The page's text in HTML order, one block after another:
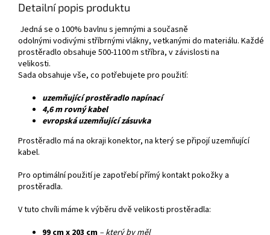
Detailní popis produktu
Jedná se o 100% bavlnu s jemnými a současně
odolnými vodivými stříbrnými vlákny, vetkanými do materiálu. Každé
prostěradlo obsahuje 500-1100 m stříbra, v závislosti na
velikosti.
Sada obsahuje vše, co potřebujete pro použití:
uzemňující prostěradlo napínací
4,6 m rovný kabel
evropská uzemňujícízásuvka
Prostěradlo má na okraji konektor, na který se připojí uzemňující
kabel.
Pro optimálnípoužití je zapotřebípřímý kontaktpokožky a
prostěradla.
V tuto chvíli máme k výběru dvě velikosti prostěradla: